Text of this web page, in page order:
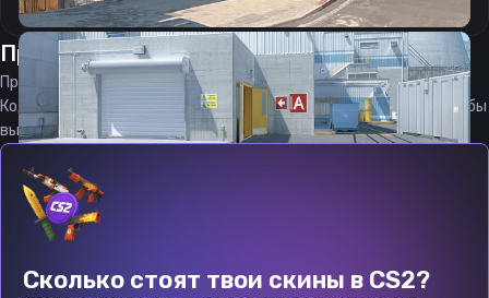
Прицелэббиот07.08.2026
Прицел abby является актуальным на
07.08.2026
Код прицела
CS 2 стараемся еженедельно обновлять, чтобы
вы могли играть с актуальными настройками игрока.
Сколько стоят твои скины в CS2?